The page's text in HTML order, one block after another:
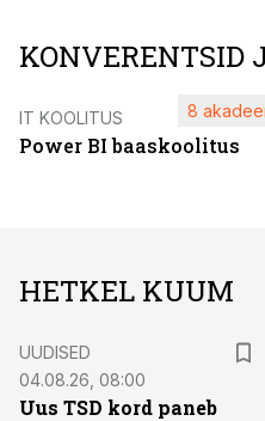
KONVERENTSID
IT KOOLITUS
Power BI baaskoolitus
8
HETKEL KUUM
UUDISED
04.08.26, 08:00
Uus TSD kord paneb